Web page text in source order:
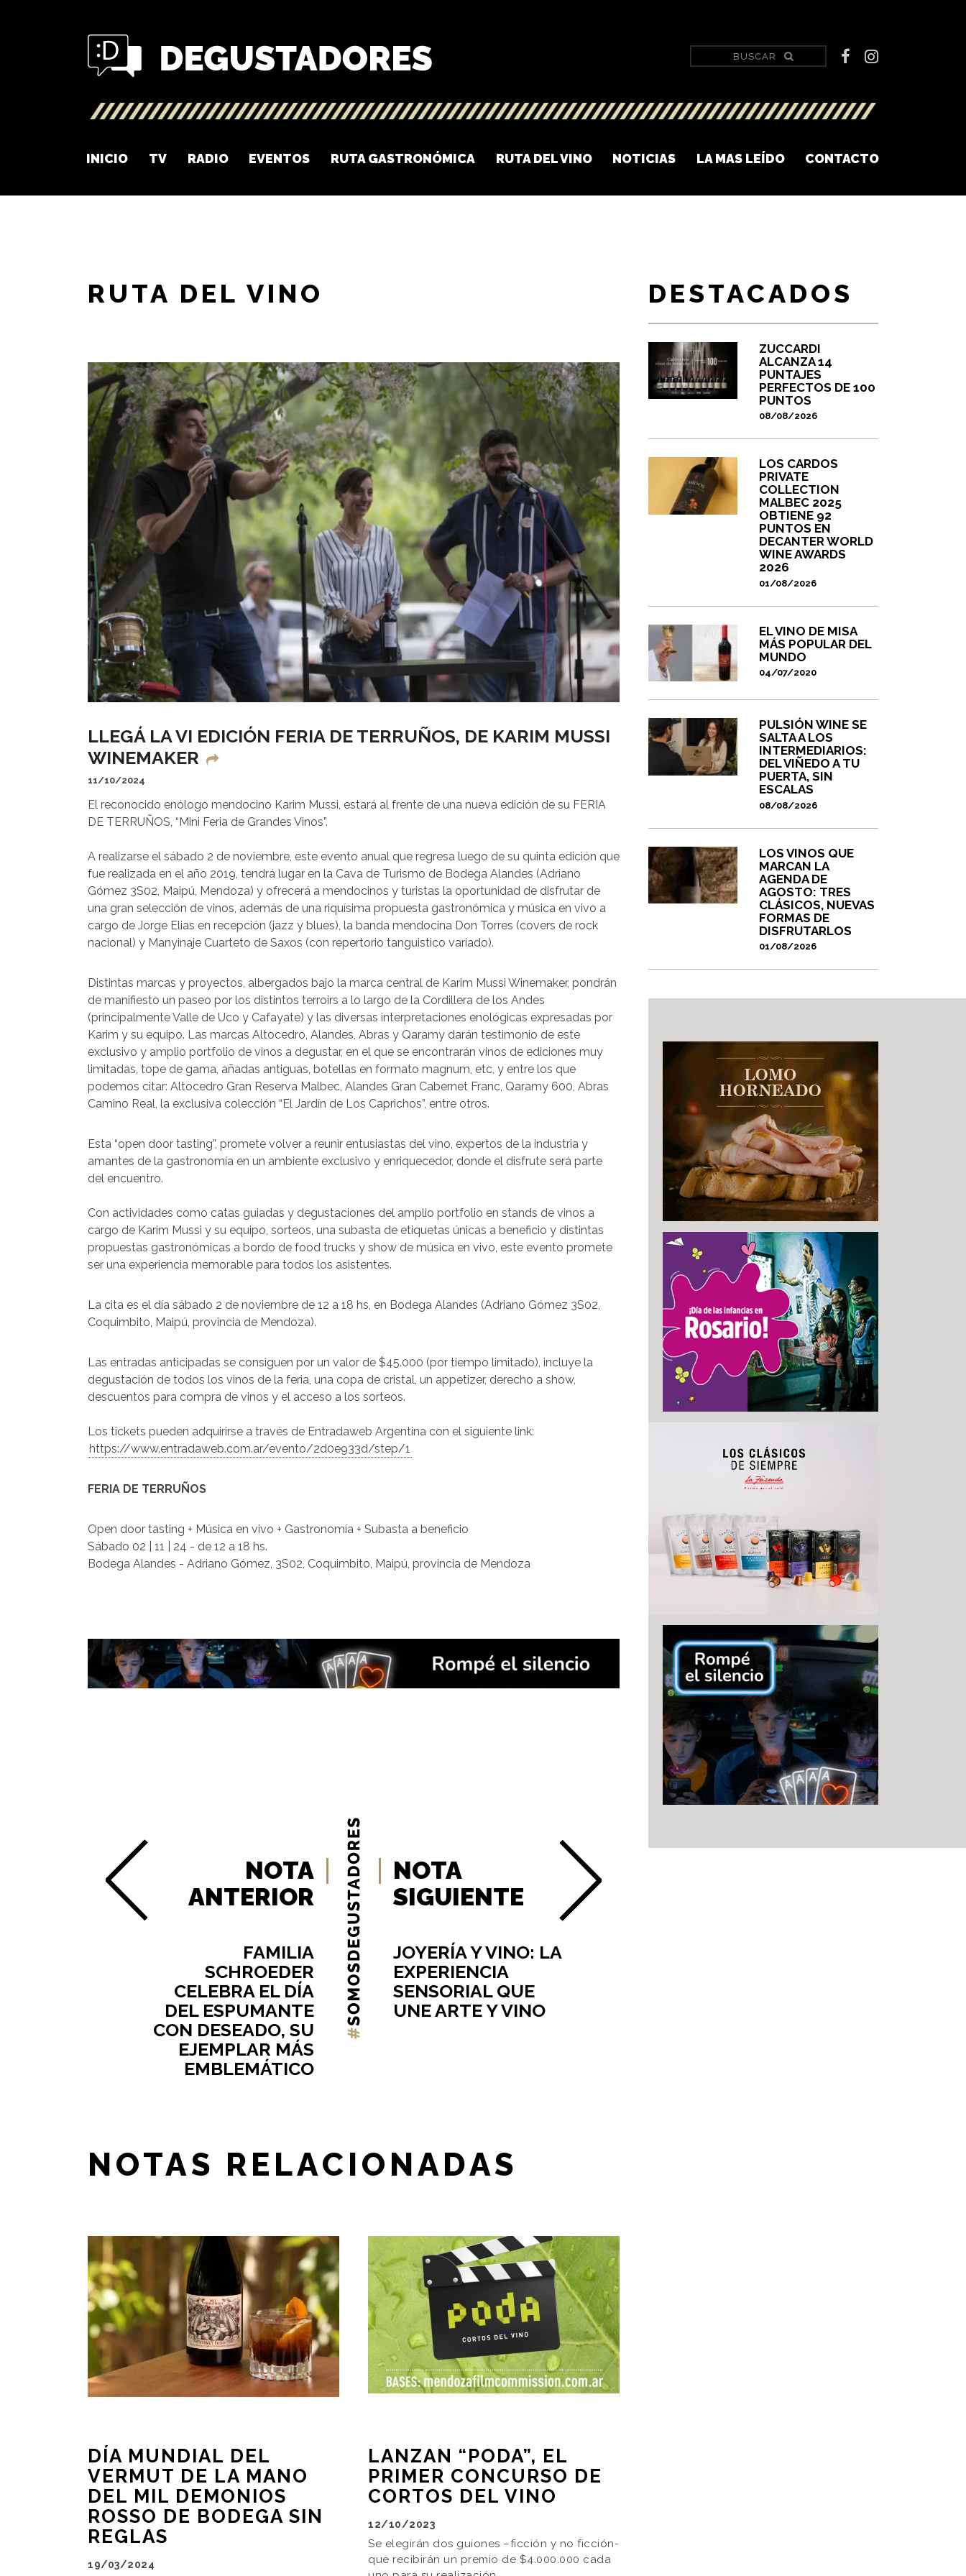
INICIO TV RADIO EVENTOS RUTA GASTRONÓMICA RUTA DEL VINO NOTICIAS LA MAS LEÍDO CONTACTO
RUTA DEL VINO
LLEGÁ LA VI EDICIÓN FERIA DE TERRUÑOS, DE KARIM MUSSI
WINEMAKER
11/10/2024
El reconocido enólogo mendocino Karim Mussi, estará al frente de una nueva edición de su FERIA
DE TERRUÑOS, “Mini Feria de Grandes Vinos”.
A realizarse el sábado 2 de noviembre, este evento anual que regresa luego de su quinta edición que
fue realizada en el año 2019, tendrá lugar en la Cava de Turismo de Bodega Alandes (Adriano
Gómez 3S02, Maipú, Mendoza) y ofrecerá a mendocinos y turistas la oportunidad de disfrutar de
una gran selección de vinos, además de una riquísima propuesta gastronómica y música en vivo a
cargo de Jorge Elias en recepción (jazz y blues), la banda mendocina Don Torres (covers de rock
nacional) y Manyinaje Cuarteto de Saxos (con repertorio tanguistico variado).
Distintas marcas y proyectos, albergados bajo la marca central de Karim Mussi Winemaker, pondrán
de manifiesto un paseo por los distintos terroirs a lo largo de la Cordillera de los Andes
(principalmente Valle de Uco y Cafayate) y las diversas interpretaciones enológicas expresadas por
Karim y su equipo. Las marcas Altocedro, Alandes, Abras y Qaramy darán testimonio de este
exclusivo y amplio portfolio de vinos a degustar, en el que se encontrarán vinos de ediciones muy
limitadas, tope de gama, añadas antiguas, botellas en formato magnum, etc, y entre los que
podemos citar: Altocedro Gran Reserva Malbec, Alandes Gran Cabernet Franc, Qaramy 600, Abras
Camino Real, la exclusiva colección “El Jardín de Los Caprichos”, entre otros.
Esta “open door tasting”, promete volver a reunir entusiastas del vino, expertos de la industria y
amantes de la gastronomía en un ambiente exclusivo y enriquecedor, donde el disfrute será parte
del encuentro.
Con actividades como catas guiadas y degustaciones del amplio portfolio en stands de vinos a
cargo de Karim Mussi y su equipo, sorteos, una subasta de etiquetas únicas a beneficio y distintas
propuestas gastronómicas a bordo de food trucks y show de música en vivo, este evento promete
ser una experiencia memorable para todos los asistentes.
La cita es el día sábado 2 de noviembre de 12 a 18 hs, en Bodega Alandes (Adriano Gómez 3S02,
Coquimbito, Maipú, provincia de Mendoza).
Las entradas anticipadas se consiguen por un valor de $45.000 (por tiempo limitado), incluye la
degustación de todos los vinos de la feria, una copa de cristal, un appetizer, derecho a show,
descuentos para compra de vinos y el acceso a los sorteos.
Los tickets pueden adquirirse a través de Entradaweb Argentina con el siguiente link:
https://www.entradaweb.com.ar/evento/2d0e933d/step/1
FERIA DE TERRUÑOS
Open door tasting + Música en vivo + Gastronomía + Subasta a beneficio
Sábado 02 | 11 | 24 - de 12 a 18 hs.
Bodega Alandes - Adriano Gómez, 3S02, Coquimbito, Maipú, provincia de Mendoza
NOTA
ANTERIOR
FAMILIA
SCHROEDER
CELEBRA EL DÍA
DEL ESPUMANTE
CON DESEADO, SU
EJEMPLAR MÁS
EMBLEMÁTICO
NOTA
SIGUIENTE
JOYERÍA Y VINO: LA
EXPERIENCIA
SENSORIAL QUE
UNE ARTE Y VINO
NOTAS RELACIONADAS
DÍA MUNDIAL DEL
VERMUT DE LA MANO
DEL MIL DEMONIOS
ROSSO DE BODEGA SIN
REGLAS
19/03/2024
LANZAN “PODA”, EL
PRIMER CONCURSO DE
CORTOS DEL VINO
12/10/2023
Se elegirán dos guiones –ficción y no ficción-
que recibirán un premio de $4.000.000 cada
DESTACADOS
ZUCCARDI
ALCANZA 14
PUNTAJES
PERFECTOS DE 100
PUNTOS
08/08/2026
LOS CARDOS
PRIVATE
COLLECTION
MALBEC 2025
OBTIENE 92
PUNTOS EN
DECANTER WORLD
WINE AWARDS
2026
01/08/2026
EL VINO DE MISA
MÁS POPULAR DEL
MUNDO
04/07/2020
PULSIÓN WINE SE
SALTA A LOS
INTERMEDIARIOS:
DEL VIÑEDO A TU
PUERTA, SIN
ESCALAS
08/08/2026
LOS VINOS QUE
MARCAN LA
AGENDA DE
AGOSTO: TRES
CLÁSICOS, NUEVAS
FORMAS DE
DISFRUTARLOS
01/08/2026